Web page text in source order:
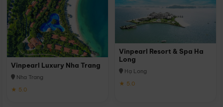
Vinpearl Luxury Nha Trang
Nha Trang
★ 5.0
Vinpearl Resort & Spa Ha
Long
Hạ Long
★ 5.0